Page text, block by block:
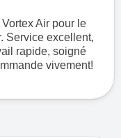
Air pour le
Service excellent,
rapide, soigné
vivement!